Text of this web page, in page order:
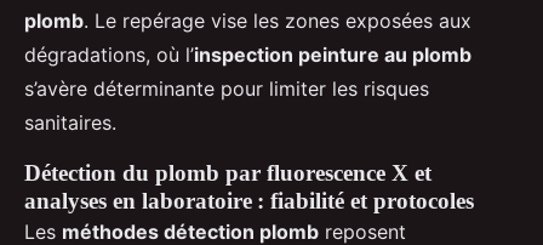
plomb. Le repérage vise les zones exposées aux
dégradations, où l’inspection peinture au plomb
s’avère déterminante pour limiter les risques
sanitaires.
Détection du plomb par fluorescence X et
analyses en laboratoire : fiabilité et protocoles
Les méthodes détection plomb reposent